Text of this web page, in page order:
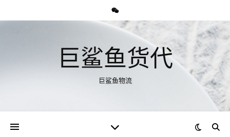
巨鲨鱼货代
巨鲨鱼物流